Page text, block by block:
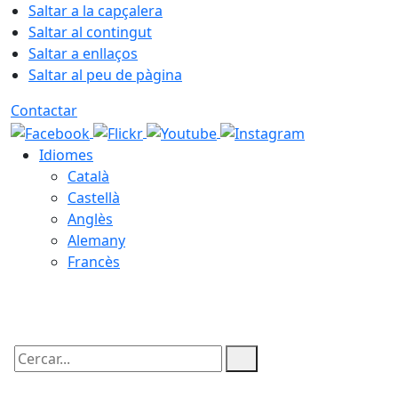
Saltar a la capçalera
Saltar al contingut
Saltar a enllaços
Saltar al peu de pàgina
Contactar
Idiomes
Català
Castellà
Anglès
Alemany
Francès
Cercar: